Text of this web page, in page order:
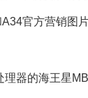
官方营销图
理器的海王星